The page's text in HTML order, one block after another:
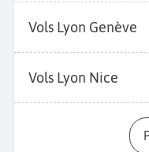
Vols Lyon Genève
Vols Lyon Nice